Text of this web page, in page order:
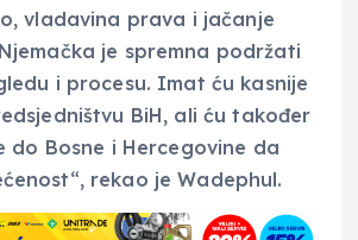
vladavina prava i jačanje
je spremna podržati
i procesu. Imat ću kasnije
BiH, ali ću također
do Bosne i Hercegovine da
rekao je Wadephul.